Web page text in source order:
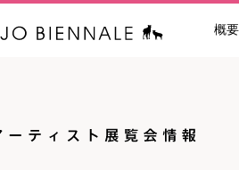
中之条ビエ
概要